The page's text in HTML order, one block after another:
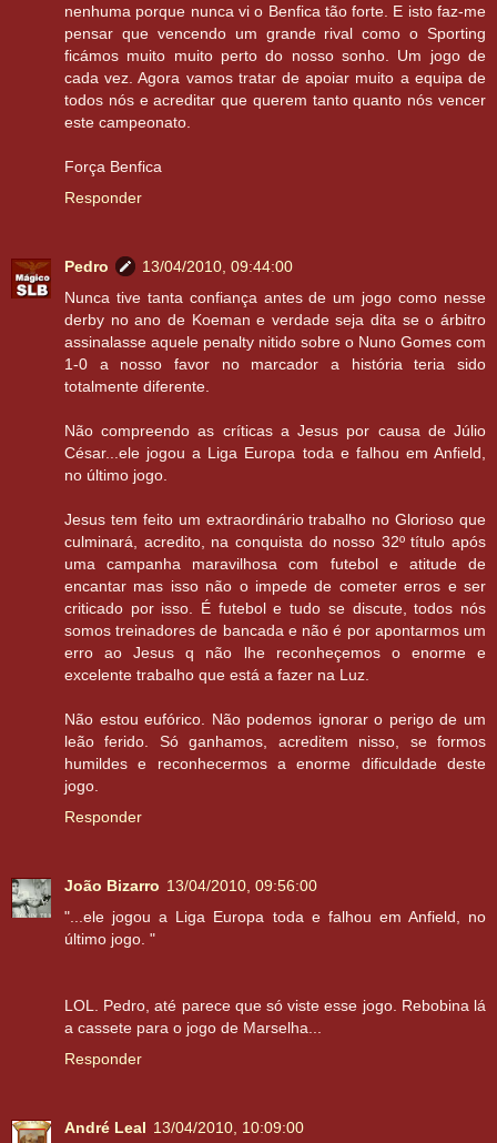
nenhuma porque nunca vi o Benfica tão forte. E isto faz-me
pensar que vencendo um grande rival como o Sporting
ficámos muito muito perto do nosso sonho. Um jogo de
cada vez. Agora vamos tratar de apoiar muito a equipa de
todos nós e acreditar que querem tanto quanto nós vencer
este campeonato.
Força Benfica
Responder
Pedro
13/04/2010, 09:44:00
Nunca tive tanta confiança antes de um jogo como nesse
derby no ano de Koeman e verdade seja dita se o árbitro
assinalasse aquele penalty nitido sobre o Nuno Gomes com
1-0 a nosso favor no marcador a história teria sido
totalmente diferente.
Não compreendo as críticas a Jesus por causa de Júlio
César...ele jogou a Liga Europa toda e falhou em Anfield,
no último jogo.
Jesus tem feito um extraordinário trabalho no Glorioso que
culminará, acredito, na conquista do nosso 32º título após
uma campanha maravilhosa com futebol e atitude de
encantar mas isso não o impede de cometer erros e ser
criticado por isso. É futebol e tudo se discute, todos nós
somos treinadores de bancada e não é por apontarmos um
erro ao Jesus q não lhe reconheçemos o enorme e
excelente trabalho que está a fazer na Luz.
Não estou eufórico. Não podemos ignorar o perigo de um
leão ferido. Só ganhamos, acreditem nisso, se formos
humildes e reconhecermos a enorme dificuldade deste
jogo.
Responder
João Bizarro 13/04/2010, 09:56:00
"...ele jogou a Liga Europa toda e falhou em Anfield, no
último jogo. "
LOL. Pedro, até parece que só viste esse jogo. Rebobina lá
a cassete para o jogo de Marselha...
Responder
André Leal 13/04/2010, 10:09:00